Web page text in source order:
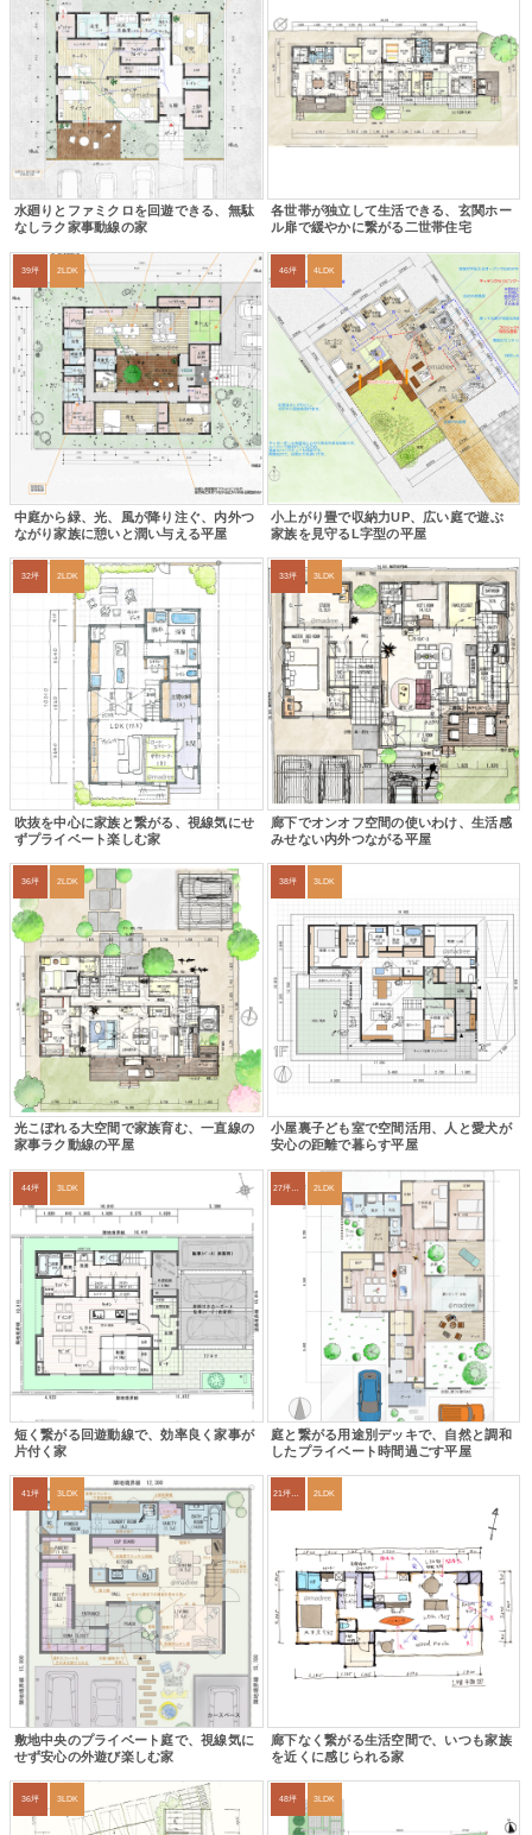
水廻りとファミクロを回遊できる、無駄
なしラク家事動線の家
各世帯が独立して生活できる、玄関ホー
ル扉で緩やかに繋がる二世帯住宅
39坪 2LDK
中庭から緑、光、風が降り注ぐ、内外つ
ながり家族に憩いと潤い与える平屋
46坪 4LDK
小上がり畳で収納力UP、広い庭で遊ぶ
家族を見守るL字型の平屋
32坪 2LDK
吹抜を中心に家族と繋がる、視線気にせ
ずプライベート楽しむ家
33坪 3LDK
廊下でオンオフ空間の使いわけ、生活感
みせない内外つながる平屋
36坪 2LDK
光こぼれる大空間で家族育む、一直線の
家事ラク動線の平屋
38坪 3LDK
小屋裏子ども室で空間活用、人と愛犬が
安心の距離で暮らす平屋
44坪 3LDK
短く繋がる回遊動線で、効率良く家事が
片付く家
27坪〜30坪 2LDK
庭と繋がる用途別デッキで、自然と調和
したプライベート時間過ごす平屋
41坪 3LDK
敷地中央のプライベート庭で、視線気に
せず安心の外遊び楽しむ家
21坪〜24坪 2LDK
廊下なく繋がる生活空間で、いつも家族
を近くに感じられる家
36坪 3LDK 48坪 3LDK